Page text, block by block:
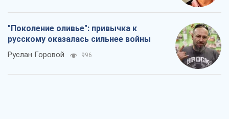
"Поколение оливье": привычка к
русскому оказалась сильнее войны
Руслан Горовой 996